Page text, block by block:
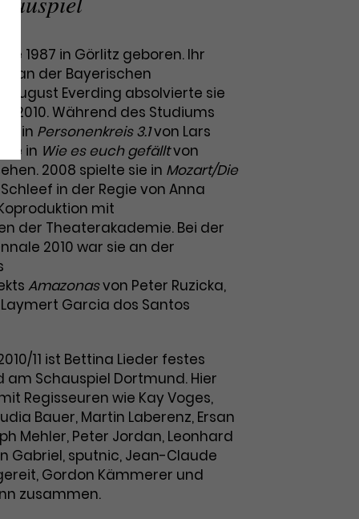
1987 in Görlitz geboren. Ihr
an der Bayerischen
Everding absolvierte sie
2010. Während des Studiums
in Personenkreis 3.1von Lars
in Wie es euch gefälltvon
2008 spielte sie in Mozart/Die
in der Regie von Anna
mit
der Theaterakademie. Bei der
2010 war sie an der
Amazonasvon Peter Ruzicka,
Garcia dos Santos
11 ist Bettina Lieder festes
am Schauspiel Dortmund. Hier
Regisseuren wie Kay Voges,
Bauer, Martin Laberenz, Ersan
Mehler, Peter Jordan, Leonhard
Gabriel, sputnic, Jean-Claude
Gordon Kämmerer und
zusammen.